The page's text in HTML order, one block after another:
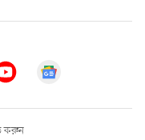
করুন